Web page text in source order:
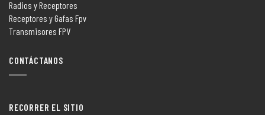
Radios y Receptores
Receptores y Gafas Fpv
Transmisores FPV
CONTÁCTANOS
RECORRER EL SITIO